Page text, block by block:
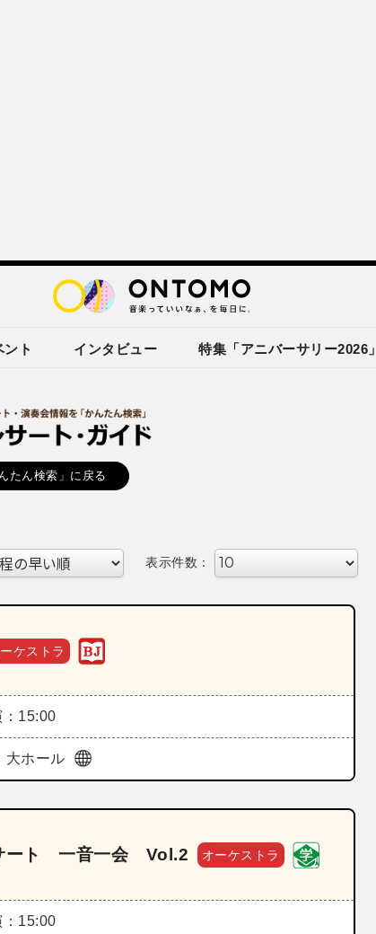
ト インタビュー 特集「アニバーサリー2026」
たん検索」に戻る
表示件数：
ケストラ
：15:00
大ホール
ート 一音一会 Vol.2 オーケストラ
：15:00